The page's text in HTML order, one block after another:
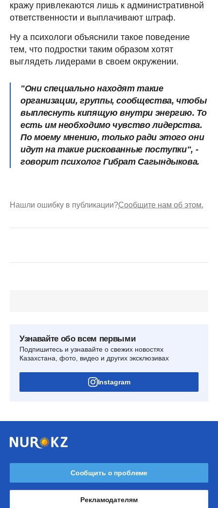
кражу привлекаются лишь к административной
ответственности и выплачивают штраф.
Ну а психологи объяснили такое поведение
тем, что подростки таким образом хотят
выглядеть лидерами в своем окружении.
"Они специально находят такие
организации, группы, сообщества, чтобы
выплеснуть кипящую внутри энергию. То
есть им необходимо чувство лидерства.
По моему мнению, только ради этого они
идут на такие рискованные поступки", -
говорит психолог Гибрат Сагындыкова.
Нашли ошибку в публикации?Сообщите нам об этом.
Узнавайте обо всем первыми
Подпишитесь и узнавайте о свежих новостях
Казахстана, фото, видео и других эксклюзивах
Instagram
Сообщить о проблеме
Рекламодателям